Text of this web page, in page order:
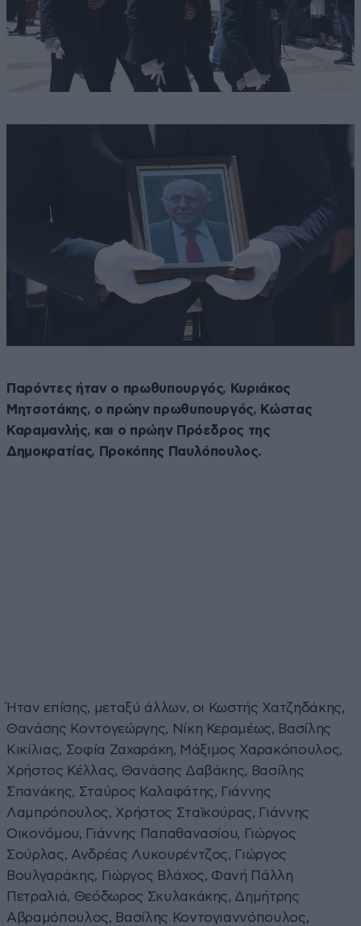
Παρόντες ήταν ο πρωθυπουργός, Κυριάκος
Μητσοτάκης, ο πρώην πρωθυπουργός, Κώστας
Καραμανλής, και ο πρώην Πρόεδρος της
Δημοκρατίας, Προκόπης Παυλόπουλος.
Ήταν επίσης, μεταξύ άλλων, οι Κωστής Χατζηδάκης,
Θανάσης Κοντογεώργης, Νίκη Κεραμέως, Βασίλης
Κικίλιας, Σοφία Ζαχαράκη, Μάξιμος Χαρακόπουλος,
Χρήστος Κέλλας, Θανάσης Δαβάκης, Βασίλης
Σπανάκης, Σταύρος Καλαφάτης, Γιάννης
Λαμπρόπουλος, Χρήστος Σταϊκούρας, Γιάννης
Οικονόμου, Γιάννης Παπαθανασίου, Γιώργος
Σούρλας, Ανδρέας Λυκουρέντζος, Γιώργος
Βουλγαράκης, Γιώργος Βλάχος, Φανή Πάλλη
Πετραλιά, Θεόδωρος Σκυλακάκης, Δημήτρης
Αβραμόπουλος, Βασίλης Κοντογιαννόπουλος,